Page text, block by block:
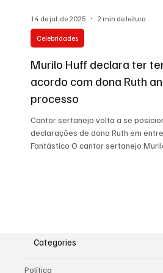
Murilo Huff declara ter
acordo com dona Ruth
processo
Cantor sertanejo volta a se
declarações de dona Ruth em
Fantástico O cantor sertanejo
Celebridades
14 de jul. de 2025 2 min de leitura
Categories
Política